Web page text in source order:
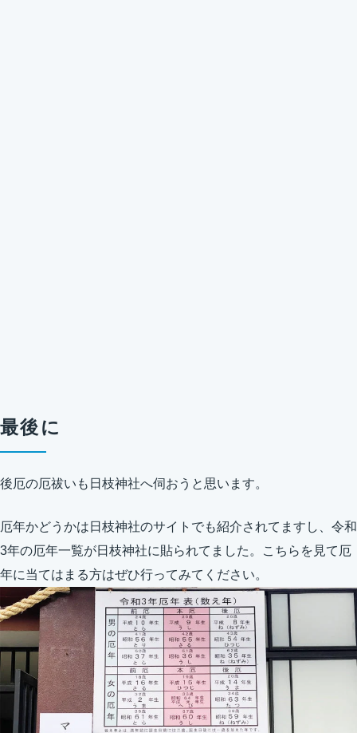
最後に
後厄の厄祓いも日枝神社へ伺おうと思います。
厄年かどうかは日枝神社のサイトでも紹介されてますし、令和
3年の厄年一覧が日枝神社に貼られてました。こちらを見て厄
年に当てはまる方はぜひ行ってみてください。